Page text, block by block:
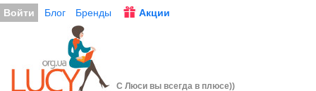
Войти Блог Бренды Акции
С Люси вы всегда в плюсе))